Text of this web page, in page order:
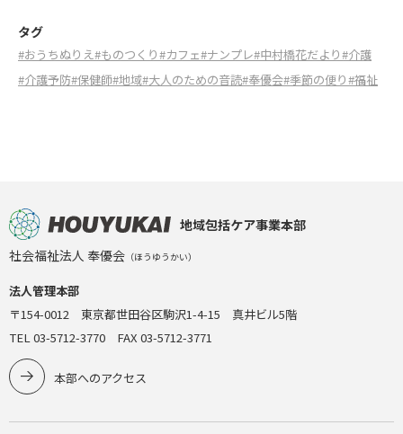
タグ
#おうちぬりえ#ものつくり#カフェ#ナンプレ#中村橋花だより#介護
#介護予防#保健師#地域#大人のための音読#奉優会#季節の便り#福祉
地域包括ケア事業本部
社会福祉法人 奉優会 （ほうゆうかい）
法人管理本部
〒154-0012 東京都世田谷区駒沢1-4-15 真井ビル5階
TEL 03-5712-3770 FAX 03-5712-3771
本部へのアクセス